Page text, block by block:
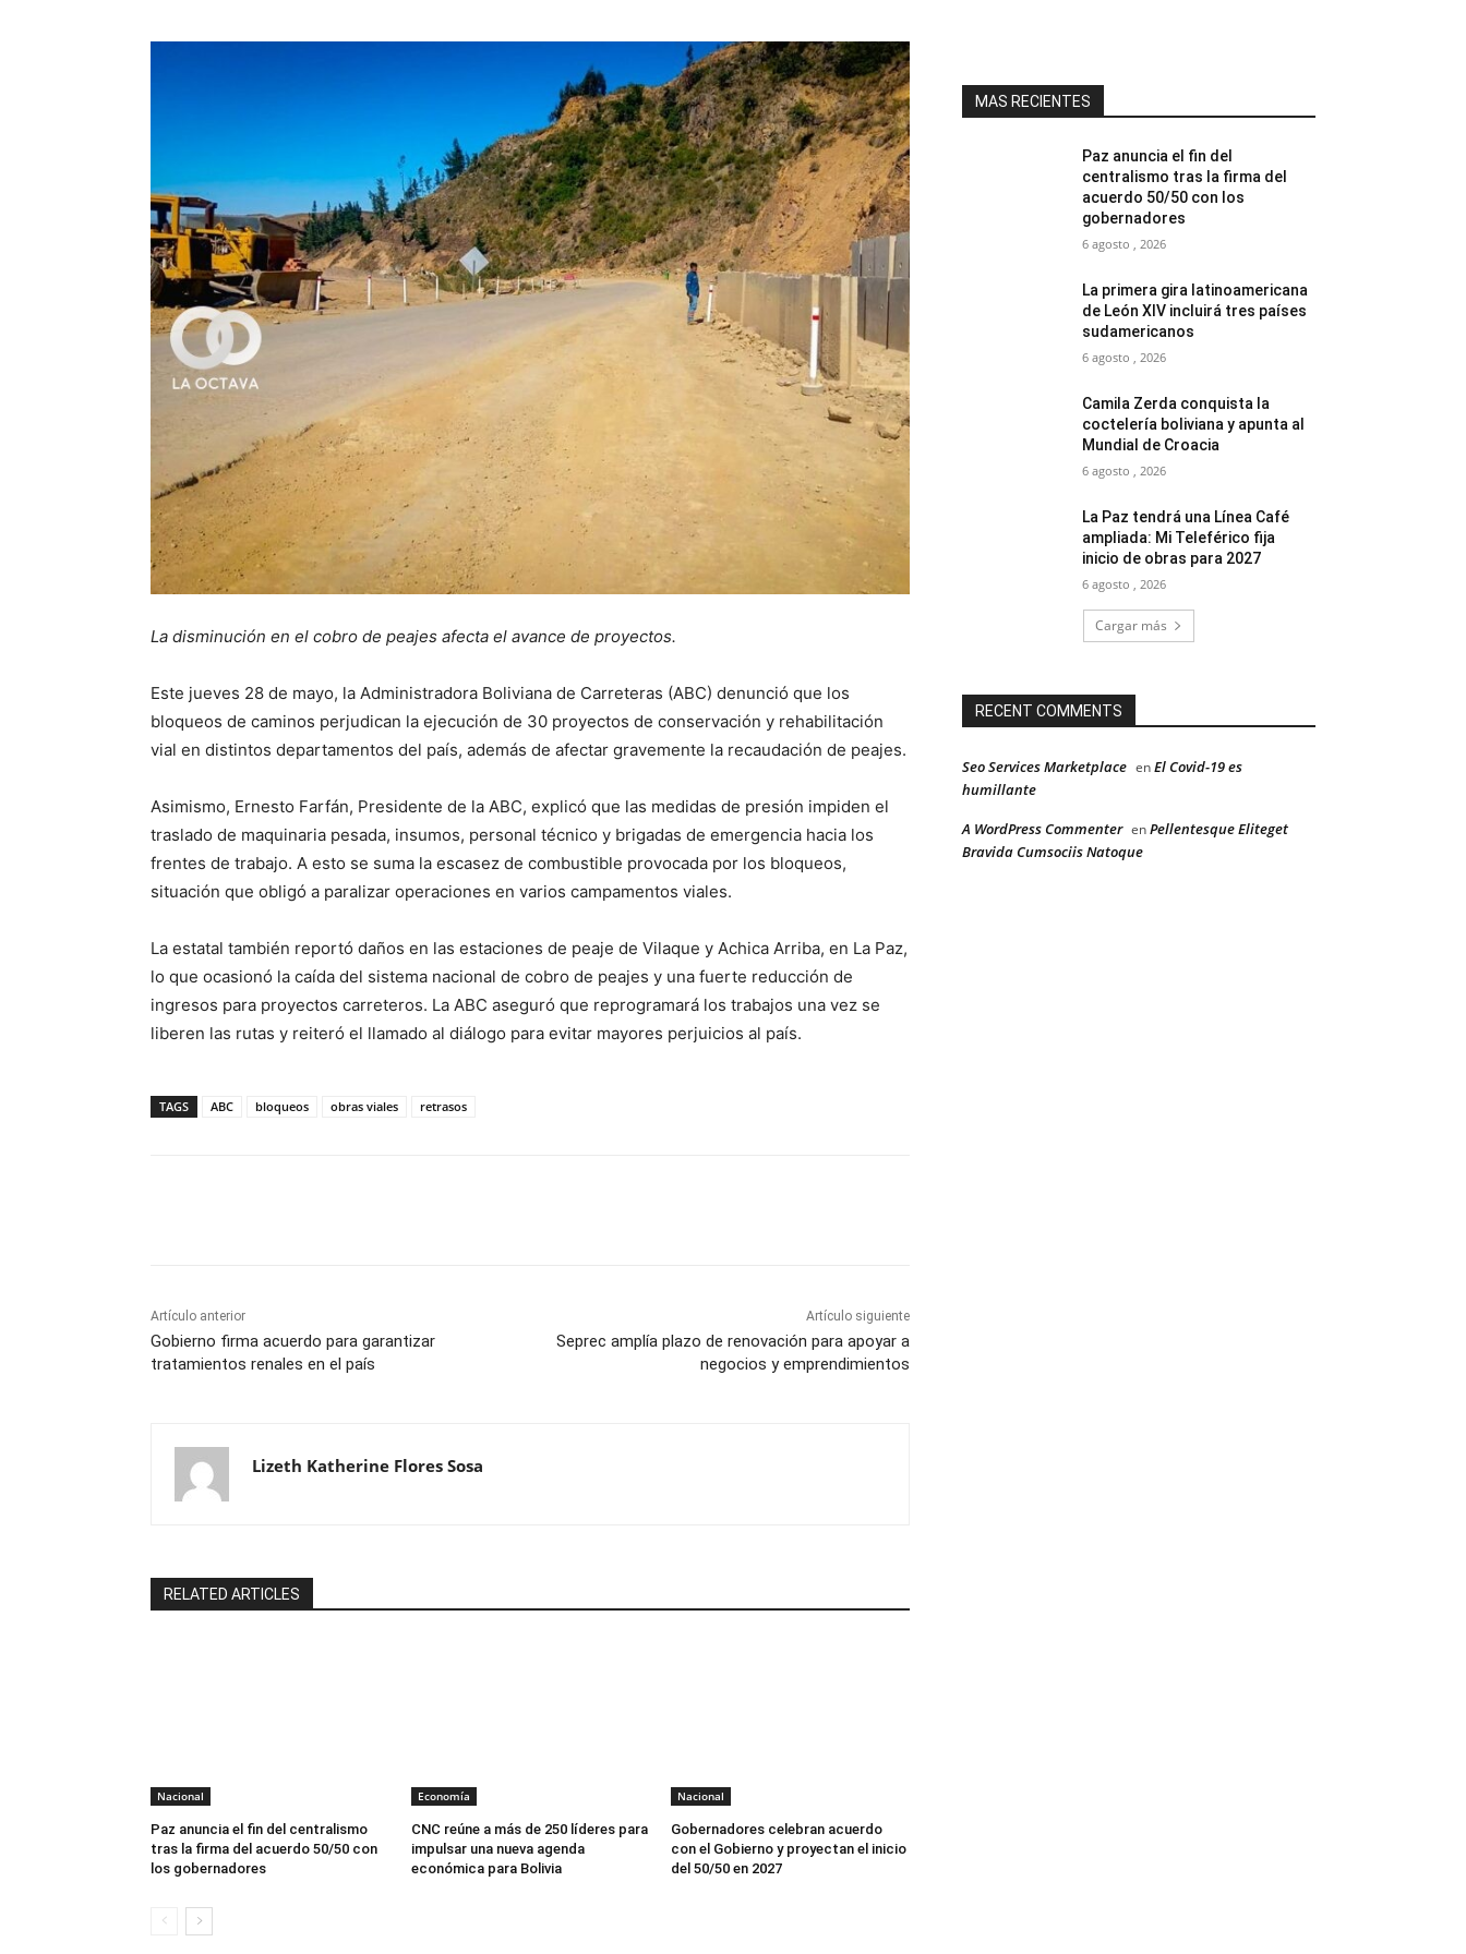
La disminución en el cobro de peajes afecta el avance de proyectos.
Este jueves 28 de mayo, la Administradora Boliviana de Carreteras (ABC) denunció que los
bloqueos de caminos perjudican la ejecución de 30 proyectos de conservación y rehabilitación
vial en distintos departamentos del país, además de afectar gravemente la recaudación de peajes.
Asimismo, Ernesto Farfán, Presidente de la ABC, explicó que las medidas de presión impiden el
traslado de maquinaria pesada, insumos, personal técnico y brigadas de emergencia hacia los
frentes de trabajo. A esto se suma la escasez de combustible provocada por los bloqueos,
situación que obligó a paralizar operaciones en varios campamentos viales.
La estatal también reportó daños en las estaciones de peaje de Vilaque y Achica Arriba, en La Paz,
lo que ocasionó la caída del sistema nacional de cobro de peajes y una fuerte reducción de
ingresos para proyectos carreteros. La ABC aseguró que reprogramará los trabajos una vez se
liberen las rutas y reiteró el llamado al diálogo para evitar mayores perjuicios al país.
TAGS ABC bloqueos obras viales retrasos
Artículo anterior
Gobierno firma acuerdo para garantizar
tratamientos renales en el país
Artículo siguiente
Seprec amplía plazo de renovación para apoyar a
negocios y emprendimientos
Lizeth Katherine Flores Sosa
RELATED ARTICLES
Nacional
Paz anuncia el fin del centralismo
tras la firma del acuerdo 50/50 con
los gobernadores
Economía
CNC reúne a más de 250 líderes para
impulsar una nueva agenda
económica para Bolivia
Nacional
Gobernadores celebran acuerdo
con el Gobierno y proyectan el inicio
del 50/50 en 2027
MAS RECIENTES
Paz anuncia el fin del
centralismo tras la firma del
acuerdo 50/50 con los
gobernadores
6 agosto , 2026
La primera gira latinoamericana
de León XIV incluirá tres países
sudamericanos
6 agosto , 2026
Camila Zerda conquista la
coctelería boliviana y apunta al
Mundial de Croacia
6 agosto , 2026
La Paz tendrá una Línea Café
ampliada: Mi Teleférico fija
inicio de obras para 2027
6 agosto , 2026
Cargar más
RECENT COMMENTS
Seo Services Marketplace enEl Covid-19 es
humillante
A WordPress Commenter enPellentesque Eliteget
Bravida Cumsociis Natoque